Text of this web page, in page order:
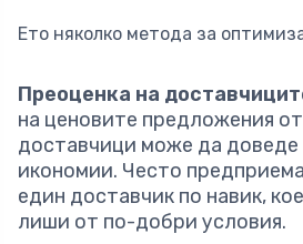
Ето няколко метода за
Преоценка на
на ценовите предложения
доставчици може да доведе
икономии. Често
един доставчик по навик,
лиши от по-добри условия.